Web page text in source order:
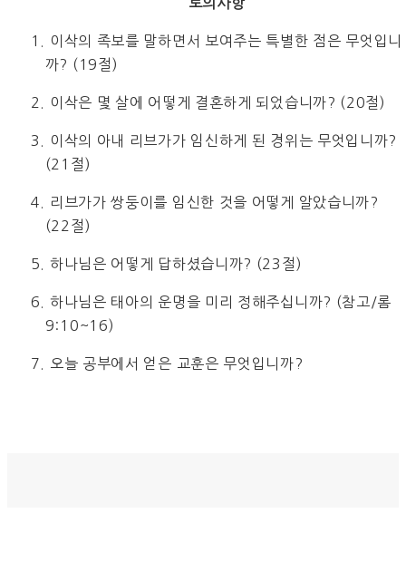
1. 이삭의 족보를 말하면서 보여주는 특별한 점은 무엇입니
까? (19절)
2. 이삭은 몇 살에 어떻게 결혼하게 되었습니까? (20절)
3. 이삭의 아내 리브가가 임신하게 된 경위는 무엇입니까?
(21절)
4. 리브가가 쌍둥이를 임신한 것을 어떻게 알았습니까?
(22절)
5. 하나님은 어떻게 답하셨습니까? (23절)
6. 하나님은 태아의 운명을 미리 정해주십니까? (참고/롬
9:10~16)
7. 오늘 공부에서 얻은 교훈은 무엇입니까?